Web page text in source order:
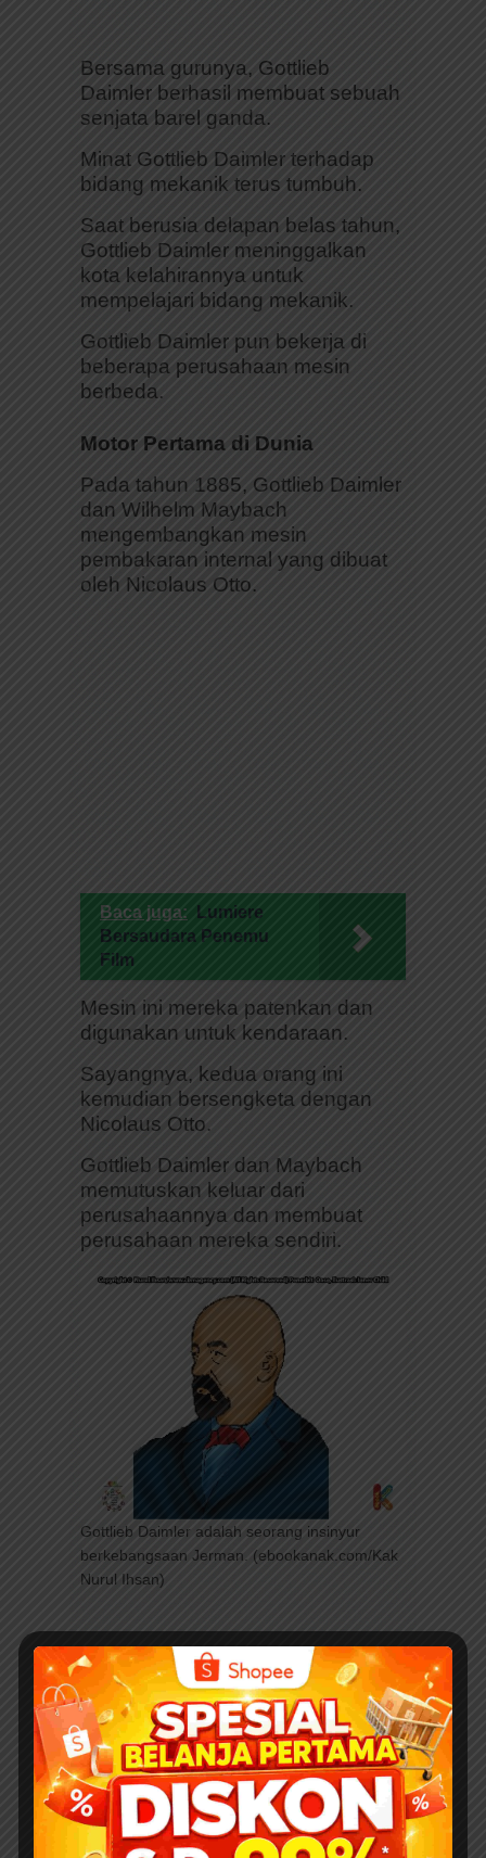
Bersama gurunya, Gottlieb
Daimler berhasil membuat sebuah
senjata barel ganda.
Minat Gottlieb Daimler terhadap
bidang mekanik terus tumbuh.
Saat berusia delapan belas tahun,
Gottlieb Daimler meninggalkan
kota kelahirannya untuk
mempelajari bidang mekanik.
Gottlieb Daimler pun bekerja di
beberapa perusahaan mesin
berbeda.
Motor Pertama di Dunia
Pada tahun 1885, Gottlieb Daimler
dan Wilhelm Maybach
mengembangkan mesin
pembakaran internal yang dibuat
oleh Nicolaus Otto.
Baca juga:
Lumiere
Bersaudara Penemu
Film
Mesin ini mereka patenkan dan
digunakan untuk kendaraan.
Sayangnya, kedua orang ini
kemudian bersengketa dengan
Nicolaus Otto.
Gottlieb Daimler dan Maybach
memutuskan keluar dari
perusahaannya dan membuat
perusahaan mereka sendiri.
Gottlieb Daimler adalah seorang insinyur
berkebangsaan Jerman. (ebookanak.com/Kak
Nurul Ihsan)